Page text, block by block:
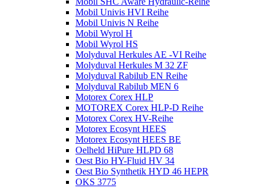
Mobil Univis HVI Reihe
Mobil Univis N Reihe
Mobil Wyrol H
Mobil Wyrol HS
Molyduval Herkules AE -VI Reihe
Molyduval Herkules M 32 ZF
Molyduval Rabilub EN Reihe
Molyduval Rabilub MEN 6
Motorex Corex HLP
MOTOREX Corex HLP-D Reihe
Motorex Corex HV-Reihe
Motorex Ecosynt HEES
Motorex Ecosynt HEES BE
Oelheld HiPure HLPD 68
Oest Bio HY-Fluid HV 34
Oest Bio Synthetik HYD 46 HEPR
OKS 3775